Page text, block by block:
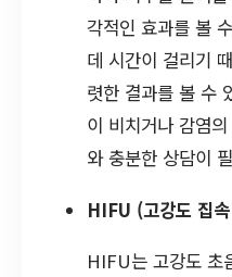
각적인 효과를 볼
데 시간이 걸리기
렷한 결과를 볼 수
이 비치거나 감염
와 충분한 상담이
HIFU (고강도 집
HIFU는 고강도 초